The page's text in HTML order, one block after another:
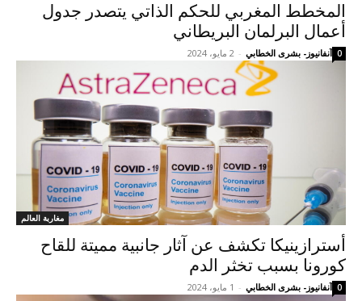
المخطط المغربي للحكم الذاتي يتصدر جدول
أعمال البرلمان البريطاني
آنفانيوز- بشرى الخطابي - 2 مايو، 2024 0
مغاربة العالم
أسترازينيكا تكشف عن آثار جانبية مميتة للقاح
كورونا بسبب تخثر الدم
آنفانيوز- بشرى الخطابي - 1 مايو، 2024 0